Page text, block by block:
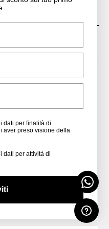
4, 24036 Ponte S.Pietro (BG)
Soc. 28080 - C.F. e P.IVA
e coordinamento da: FONDA
dati per finalità di
aver preso visione della
dati per attività di